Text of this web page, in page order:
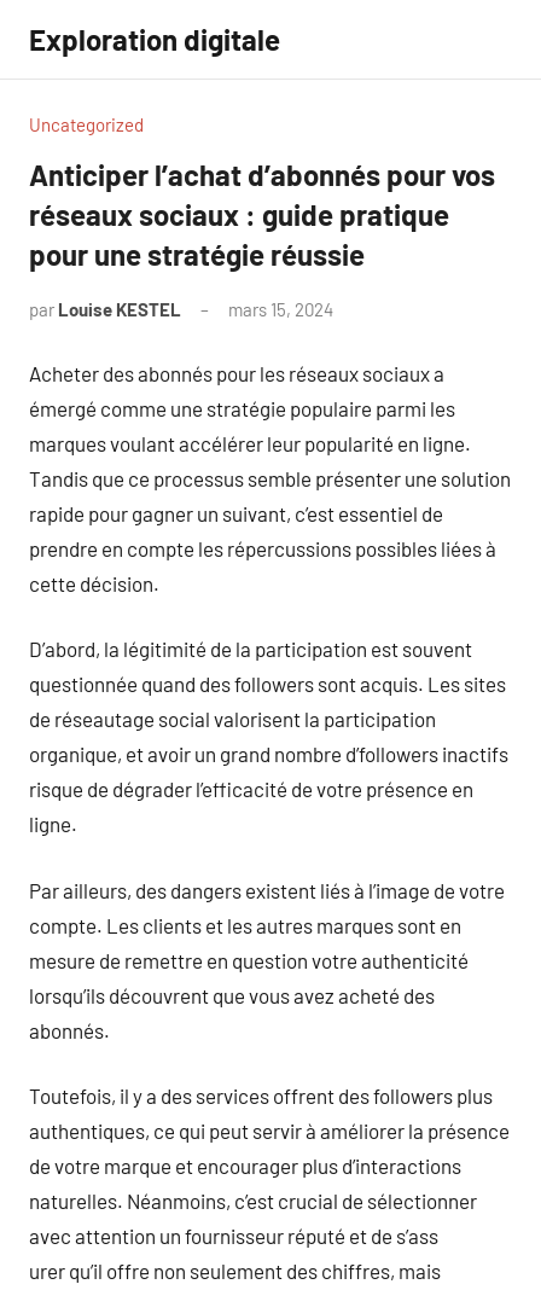
contenu
Exploration digitale
Uncategorized
Anticiper l’achat d’abonnés pour vos
réseaux sociaux : guide pratique
pour une stratégie réussie
par Louise KESTEL mars 15, 2024
Acheter des abonnés pour les réseaux sociaux a
émergé comme une stratégie populaire parmi les
marques voulant accélérer leur popularité en ligne.
Tandis que ce processus semble présenter une solution
rapide pour gagner un suivant, c’est essentiel de
prendre en compte les répercussions possibles liées à
cette décision.
D’abord, la légitimité de la participation est souvent
questionnée quand des followers sont acquis. Les sites
de réseautage social valorisent la participation
organique, et avoir un grand nombre d’followers inactifs
risque de dégrader l’efficacité de votre présence en
ligne.
Par ailleurs, des dangers existent liés à l’image de votre
compte. Les clients et les autres marques sont en
mesure de remettre en question votre authenticité
lorsqu’ils découvrent que vous avez acheté des
abonnés.
Toutefois, il y a des services offrent des followers plus
authentiques, ce qui peut servir à améliorer la présence
de votre marque et encourager plus d’interactions
naturelles. Néanmoins, c’est crucial de sélectionner
avec attention un fournisseur réputé et de s’ass
urer qu’il offre non seulement des chiffres, mais